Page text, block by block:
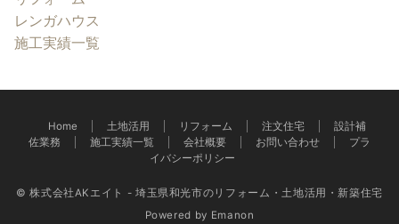
レンガハウス
施工実績一覧
Home 土地活用 リフォーム 注文住宅
設計補
佐業務
施工実績一覧 会社概要 お問い合わせ
プラ
イバシーポリシー
© 株式会社AKエイト - 埼玉県和光市のリフォーム・土地活用・新築住宅
Powered by Emanon